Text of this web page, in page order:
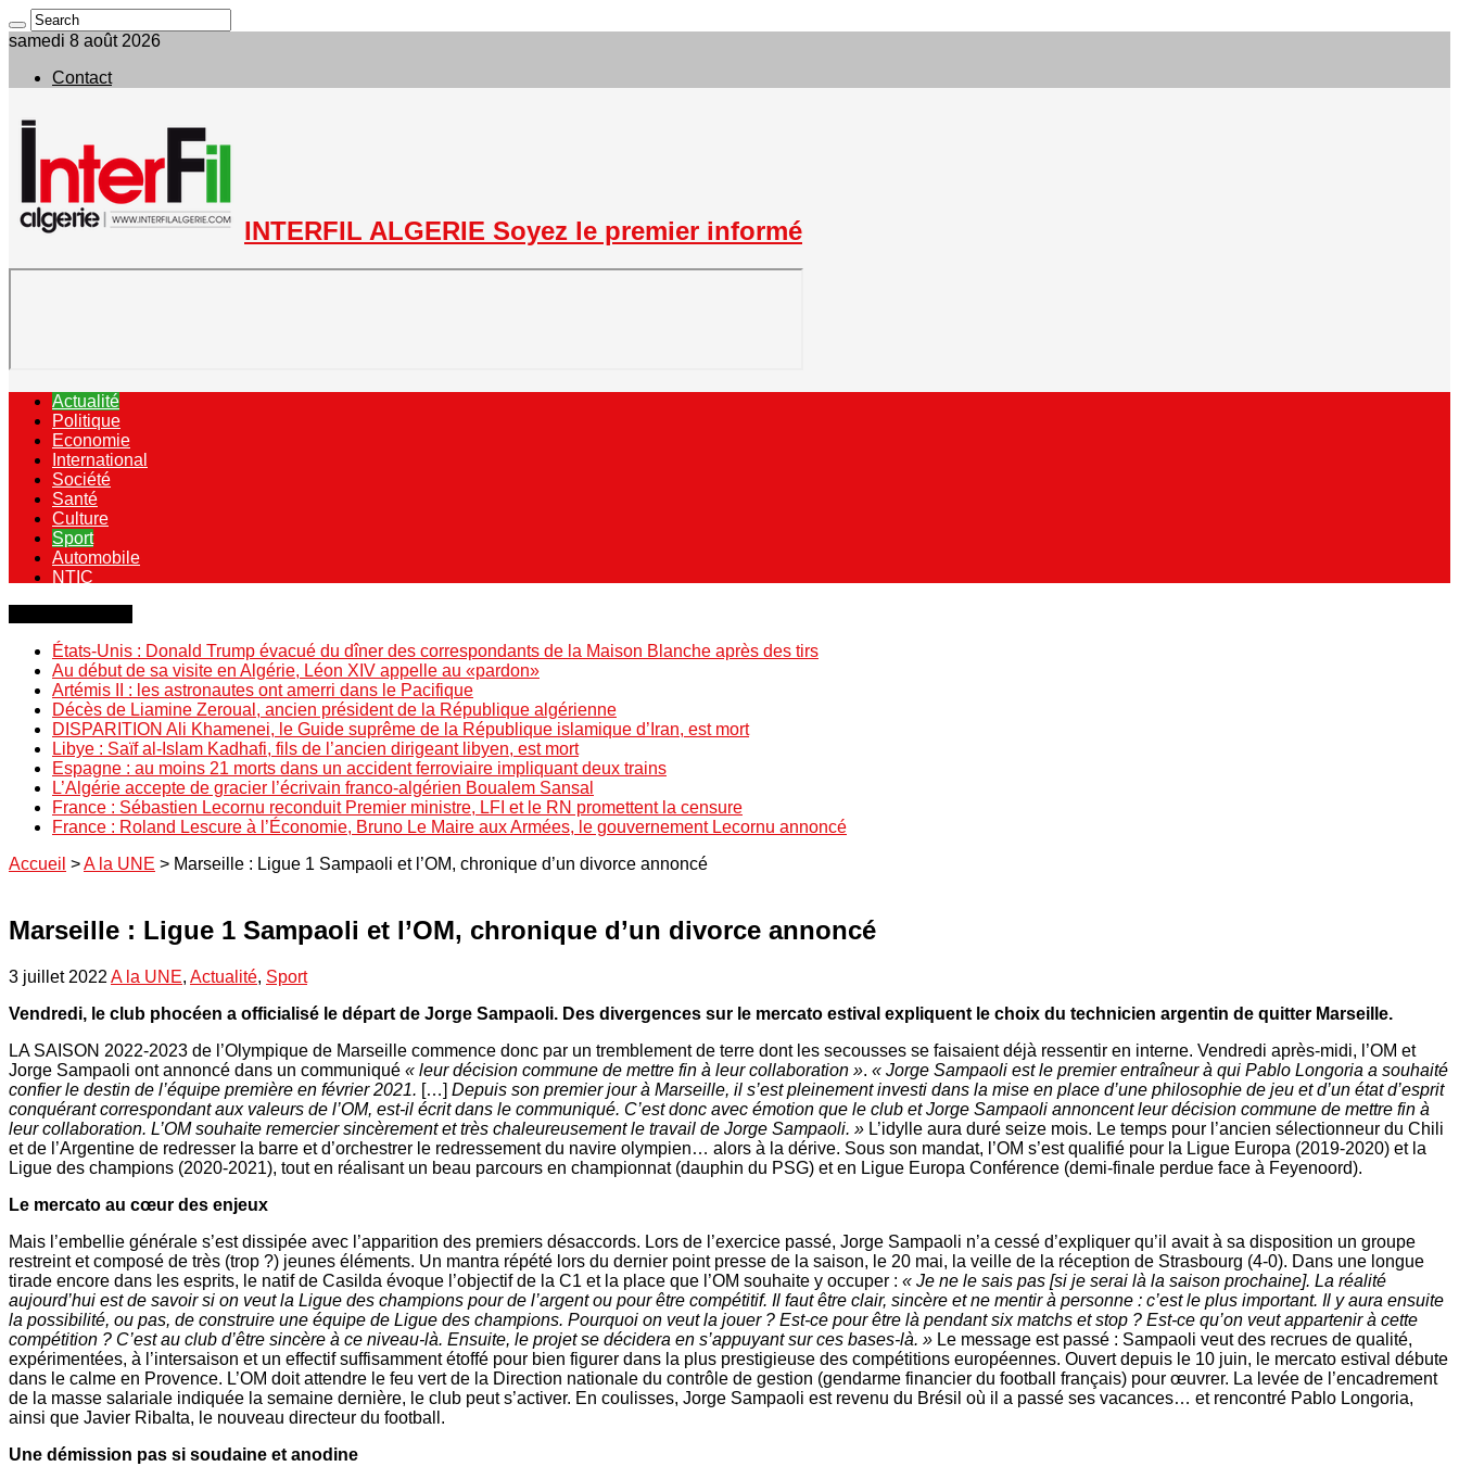
samedi 8 août 2026
Contact
INTERFIL ALGERIE Soyez le premier informé
Actualité
Politique
Economie
International
Société
Santé
Culture
Sport
Automobile
NTIC
États-Unis : Donald Trump évacué du dîner des correspondants de la Maison Blanche après des tirs
Au début de sa visite en Algérie, Léon XIV appelle au «pardon»
Artémis II : les astronautes ont amerri dans le Pacifique
Décès de Liamine Zeroual, ancien président de la République algérienne
DISPARITION Ali Khamenei, le Guide suprême de la République islamique d’Iran, est mort
Libye : Saïf al-Islam Kadhafi, fils de l’ancien dirigeant libyen, est mort
Espagne : au moins 21 morts dans un accident ferroviaire impliquant deux trains
L’Algérie accepte de gracier l’écrivain franco-algérien Boualem Sansal
France : Sébastien Lecornu reconduit Premier ministre, LFI et le RN promettent la censure
France : Roland Lescure à l’Économie, Bruno Le Maire aux Armées, le gouvernement Lecornu annoncé
Accueil >A la UNE > Marseille : Ligue 1 Sampaoli et l’OM, chronique d’un divorce annoncé
Marseille : Ligue 1 Sampaoli et l’OM, chronique d’un divorce annoncé
3 juillet 2022 A la UNE, Actualité, Sport
Vendredi, le club phocéen a officialisé le départ de Jorge Sampaoli. Des divergences sur le mercato estival expliquent le choix du technicien argentin de quitter Marseille.
LA SAISON 2022-2023 de l’Olympique de Marseille commence donc par un tremblement de terre dont les secousses se faisaient déjà ressentir en interne. Vendredi après-midi, l’OM et
Jorge Sampaoli ont annoncé dans un communiqué « leur décision commune de mettre fin à leur collaboration ». « Jorge Sampaoli est le premier entraîneur à qui Pablo Longoria a souhaité
confier le destin de l’équipe première en février 2021. […] Depuis son premier jour à Marseille, il s’est pleinement investi dans la mise en place d’une philosophie de jeu et d’un état d’esprit
conquérant correspondant aux valeurs de l’OM, est-il écrit dans le communiqué. C’est donc avec émotion que le club et Jorge Sampaoli annoncent leur décision commune de mettre fin à
leur collaboration. L’OM souhaite remercier sincèrement et très chaleureusement le travail de Jorge Sampaoli. » L’idylle aura duré seize mois. Le temps pour l’ancien sélectionneur du Chili
et de l’Argentine de redresser la barre et d’orchestrer le redressement du navire olympien… alors à la dérive. Sous son mandat, l’OM s’est qualifié pour la Ligue Europa (2019-2020) et la
Ligue des champions (2020-2021), tout en réalisant un beau parcours en championnat (dauphin du PSG) et en Ligue Europa Conférence (demi-finale perdue face à Feyenoord).
Le mercato au cœur des enjeux
Mais l’embellie générale s’est dissipée avec l’apparition des premiers désaccords. Lors de l’exercice passé, Jorge Sampaoli n’a cessé d’expliquer qu’il avait à sa disposition un groupe
restreint et composé de très (trop ?) jeunes éléments. Un mantra répété lors du dernier point presse de la saison, le 20 mai, la veille de la réception de Strasbourg (4-0). Dans une longue
tirade encore dans les esprits, le natif de Casilda évoque l’objectif de la C1 et la place que l’OM souhaite y occuper : « Je ne le sais pas [si je serai là la saison prochaine]. La réalité
aujourd’hui est de savoir si on veut la Ligue des champions pour de l’argent ou pour être compétitif. Il faut être clair, sincère et ne mentir à personne : c’est le plus important. Il y aura ensuite
la possibilité, ou pas, de construire une équipe de Ligue des champions. Pourquoi on veut la jouer ? Est-ce pour être là pendant six matchs et stop ? Est-ce qu’on veut appartenir à cette
compétition ? C’est au club d’être sincère à ce niveau-là. Ensuite, le projet se décidera en s’appuyant sur ces bases-là. » Le message est passé : Sampaoli veut des recrues de qualité,
expérimentées, à l’intersaison et un effectif suffisamment étoffé pour bien figurer dans la plus prestigieuse des compétitions européennes. Ouvert depuis le 10 juin, le mercato estival débute
dans le calme en Provence. L’OM doit attendre le feu vert de la Direction nationale du contrôle de gestion (gendarme financier du football français) pour œuvrer. La levée de l’encadrement
de la masse salariale indiquée la semaine dernière, le club peut s’activer. En coulisses, Jorge Sampaoli est revenu du Brésil où il a passé ses vacances… et rencontré Pablo Longoria,
ainsi que Javier Ribalta, le nouveau directeur du football.
Une démission pas si soudaine et anodine